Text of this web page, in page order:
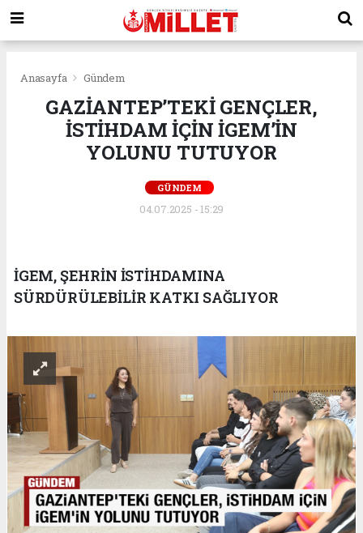
Anasayfa Gündem
GAZİANTEP’TEKİ GENÇLER,
İSTİHDAM İÇİN İGEM’İN
YOLUNU TUTUYOR
GÜNDEM
04.07.2025 - 15:29
İGEM, ŞEHRİN İSTİHDAMINA
SÜRDÜRÜLEBİLİR KATKI SAĞLIYOR